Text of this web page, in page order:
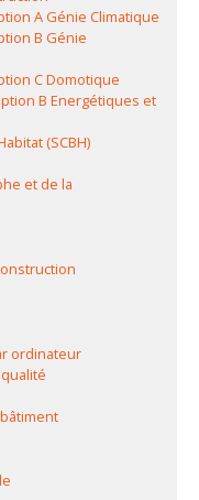
A Génie Climatique
B Génie
C Domotique
B Energétiques et
(SCBH)
et de la
ordinateur